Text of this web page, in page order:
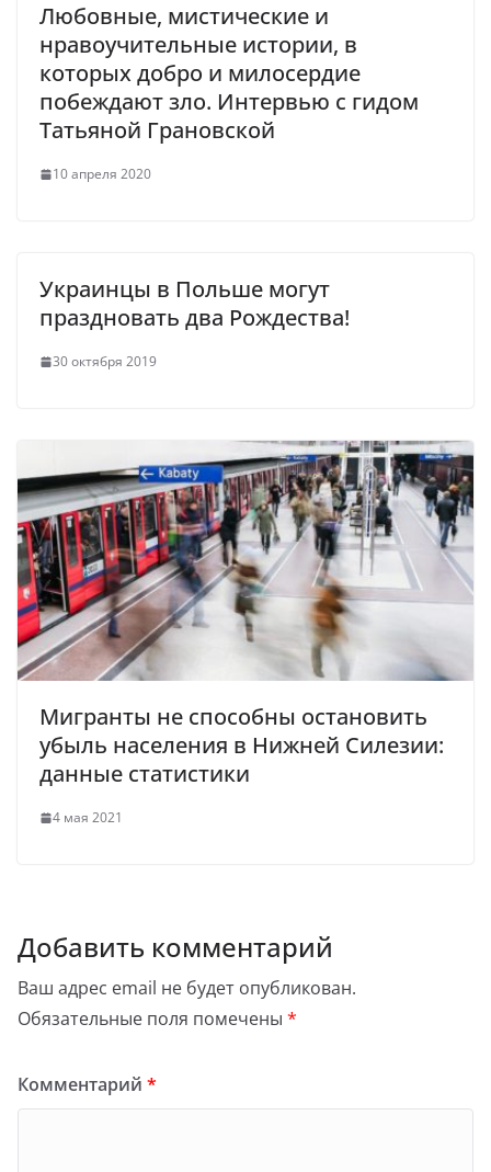
Любовные, мистические и
нравоучительные истории, в
которых добро и милосердие
побеждают зло. Интервью с гидом
Татьяной Грановской
10 апреля 2020
Украинцы в Польше могут
праздновать два Рождества!
30 октября 2019
Мигранты не способны остановить
убыль населения в Нижней Силезии:
данные статистики
4 мая 2021
Добавить комментарий
Ваш адрес email не будет опубликован.
Обязательные поля помечены *
Комментарий *